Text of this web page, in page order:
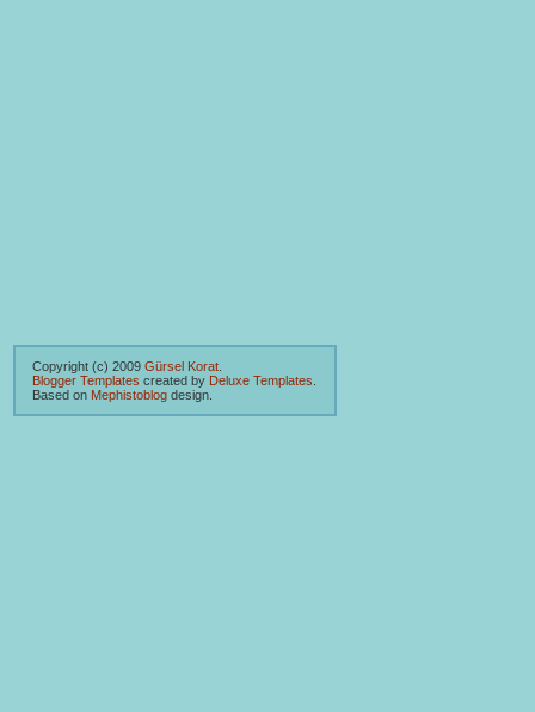
Copyright (c) 2009 Gürsel Korat
Blogger Templates created by Deluxe Templates
Based on Mephistoblog design.